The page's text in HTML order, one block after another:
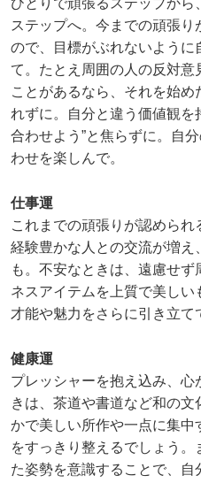
ひとりで頑張るステップから
ステップへ。今までの頑張
ので、目標がぶれないよう
て。たとえ周囲の人の反対
ことがあるなら、それを始
れずに。自分と違う価値観を
合わせよう”と焦らずに。自
わせを楽しんで。
仕事運
これまでの頑張りが認めら
経験豊かな人との交流が増え
も。不安なときは、遠慮せ
ネスアイテムを上質で美し
才能や魅力をさらに引き立て
健康運
プレッシャーを抱え込み、心
きは、茶道や書道など和の
かで美しい所作や一点に集
をすっきり整えるでしょう
た姿勢を意識することで、